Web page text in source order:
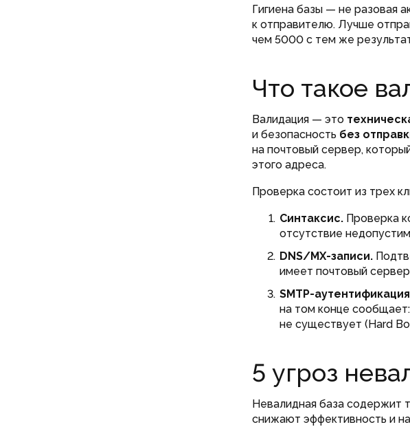
Гигиена базы — не разовая
к отправителю. Лучше
чем 5000 с тем же
Что такое
Валидация — это
и безопасность без
на почтовый сервер,
этого адреса.
Проверка состоит из трех
Синтаксис. Проверка
отсутствие
DNS/MX-записи.
имеет почтовый
SMTP-
на том конце
не существует (Hard
5 угроз
Невалидная база содержит
снижают эффективность и